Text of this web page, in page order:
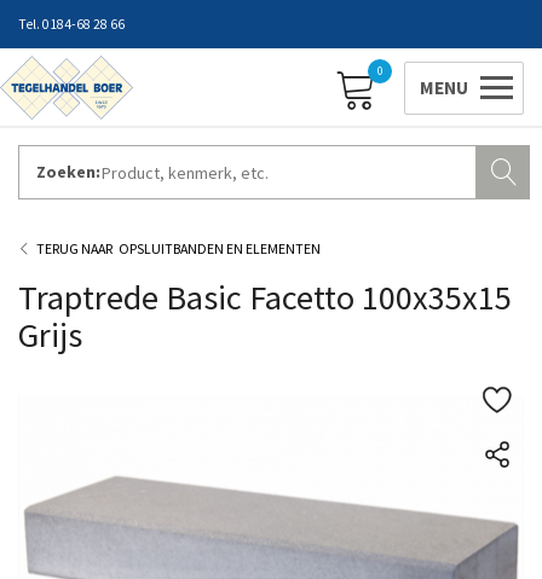
0184-68 28 66
0
Zoeken:
ZAKELIJK INLOGGEN
OPSLUITBANDEN EN ELEMENTEN
Traptrede Basic Facetto 100x35x15
Grijs